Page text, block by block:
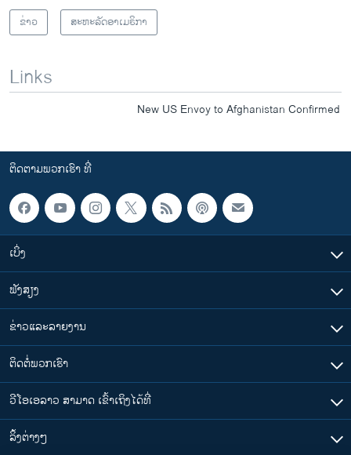
ຂ່າວ
ສະຫະລັດອາເມຣິກາ
Links
New US Envoy to Afghanistan Confirmed
ຕິດຕາມພວກເຮົາ ທີ່
ເບິ່ງ
ຟັງສຽງ
ຂ່າວແລະລາຍງານ
ຕິດຕໍ່ພວກເຮົາ
ວີໂອເອລາວ ສາມາດ ເຂົ້າເຖິງໄດ້ທີ່
​ລິ້ງ​ຕ່າງໆ